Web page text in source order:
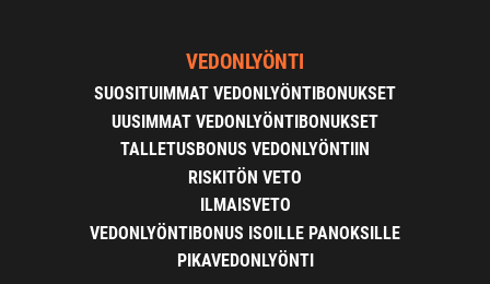
VEDONLYÖNTI
SUOSITUIMMAT VEDONLYÖNTIBONUKSET
UUSIMMAT VEDONLYÖNTIBONUKSET
TALLETUSBONUS VEDONLYÖNTIIN
RISKITÖN VETO
ILMAISVETO
VEDONLYÖNTIBONUS ISOILLE PANOKSILLE
PIKAVEDONLYÖNTI